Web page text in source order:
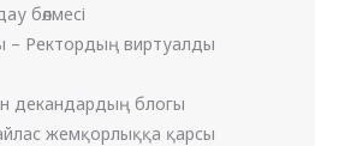
бөлмесі
– Ректордың виртуалды
декандардың блогы
жемқорлыққа қарсы